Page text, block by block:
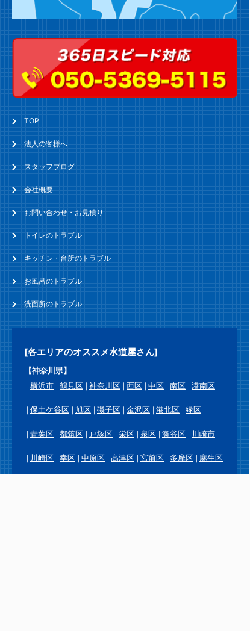
TOP
法人の客様へ
スタッフブログ
会社概要
お問い合わせ・お見積り
トイレのトラブル
キッチン・台所のトラブル
お風呂のトラブル
洗面所のトラブル
[各エリアのオススメ水道屋さん]
【神奈川県】
横浜市
鶴見区 神奈川区 西区 中区 南区 港南区
保土ケ谷区 旭区 磯子区 金沢区 港北区 緑区
青葉区 都筑区 戸塚区 栄区 泉区 瀬谷区 川崎市
川崎区 幸区 中原区 高津区 宮前区 多摩区 麻生区